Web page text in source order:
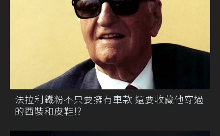
法拉利鐵粉不只要擁有車款 還要收藏他穿過
的西裝和皮鞋!?